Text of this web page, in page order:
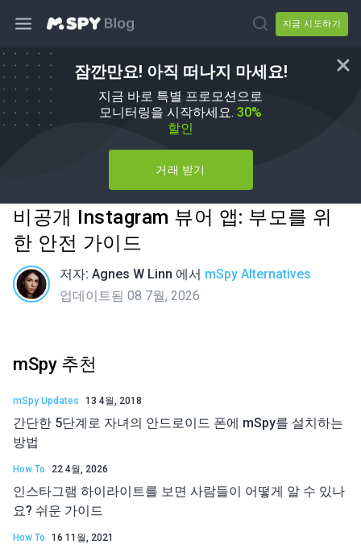
지금 시도하기
잠깐만요! 아직 떠나지 마세요!
지금 바로 특별 프로모션으로
모니터링을 시작하세요. 30%
할인
거래 받기
비공개 Instagram 뷰어 앱: 부모를 위
한 안전 가이드
저자: Agnes W Linn 에서 mSpy Alternatives
업데이트됨 08 7월, 2026
mSpy 추천
mSpy Updates 13 4월, 2018
간단한 5단계로 자녀의 안드로이드 폰에 mSpy를 설치하는
방법
How To 22 4월, 2026
인스타그램 하이라이트를 보면 사람들이 어떻게 알 수 있나
요? 쉬운 가이드
How To 16 11월, 2021